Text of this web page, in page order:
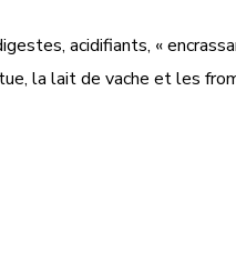
acidifiants, «
la lait de vache et les